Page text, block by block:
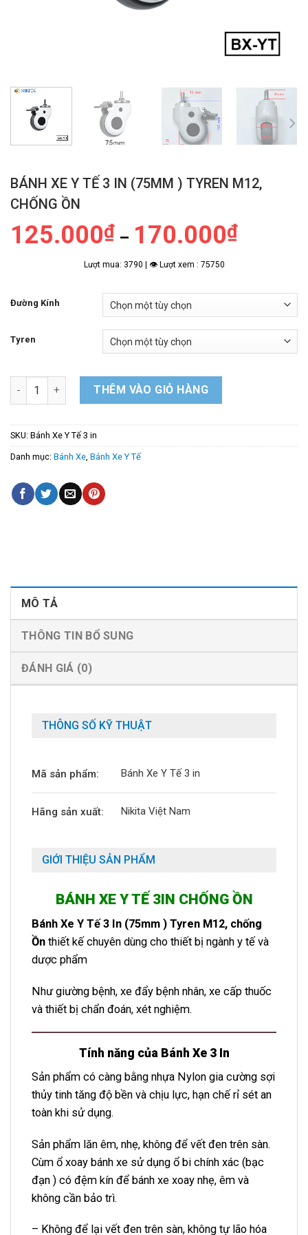
BÁNH XE Y TẾ 3 IN (75MM ) TYREN M12,
CHỐNG ỒN
125.000₫ – 170.000₫Khoảng
đến
170.000₫
Lượt mua: 3790 | 👁 Lượt xem : 75750
Đường Kính
Tyren
Bánh Xe Y Tế 3 in (75mm ) Tyren M12, chống ồn số lượng
THÊM VÀO GIỎ HÀNG
SKU: Bánh Xe Y Tế 3 in
Danh mục: Bánh Xe Bánh Xe Y Tế
MÔ TẢ
THÔNG TIN BỔ SUNG
ĐÁNH GIÁ (0)
THÔNG SỐ KỸ THUẬT
Mã sản phẩm: Bánh Xe Y Tế 3 in
Hãng sản xuất: Nikita Việt Nam
GIỚI THIỆU SẢN PHẨM
BÁNH XE Y TẾ 3IN CHỐNG ỒN
Bánh Xe Y Tế 3 In (75mm ) Tyren M12, chống
Ồn thiết kế chuyên dùng cho thiết bị ngành y tế và
dược phẩm
Như giường bệnh, xe đẩy bệnh nhân, xe cấp thuốc
và thiết bị chẩn đoán, xét nghiệm.
Tính năng của Bánh Xe 3 In
Sản phẩm có càng bằng nhựa Nylon gia cường sợi
thủy tinh tăng độ bền và chịu lực, hạn chế rỉ sét an
toàn khi sử dụng.
Sản phẩm lăn êm, nhẹ, không để vết đen trên sàn.
Cùm ổ xoay bánh xe sử dụng ổ bi chính xác (bạc
đạn ) có đệm kín để bánh xe xoay nhẹ, êm và
không cần bảo trì.
– Không để lại vết đen trên sàn, không tự lão hóa